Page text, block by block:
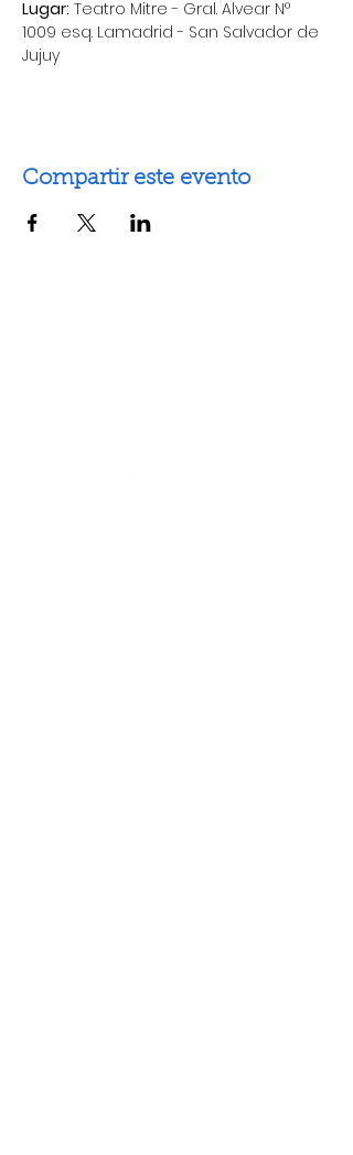
Lugar: Teatro Mitre - Gral. Alvear N°
1009 esq. Lamadrid - San Salvador de
Jujuy
Compartir este evento